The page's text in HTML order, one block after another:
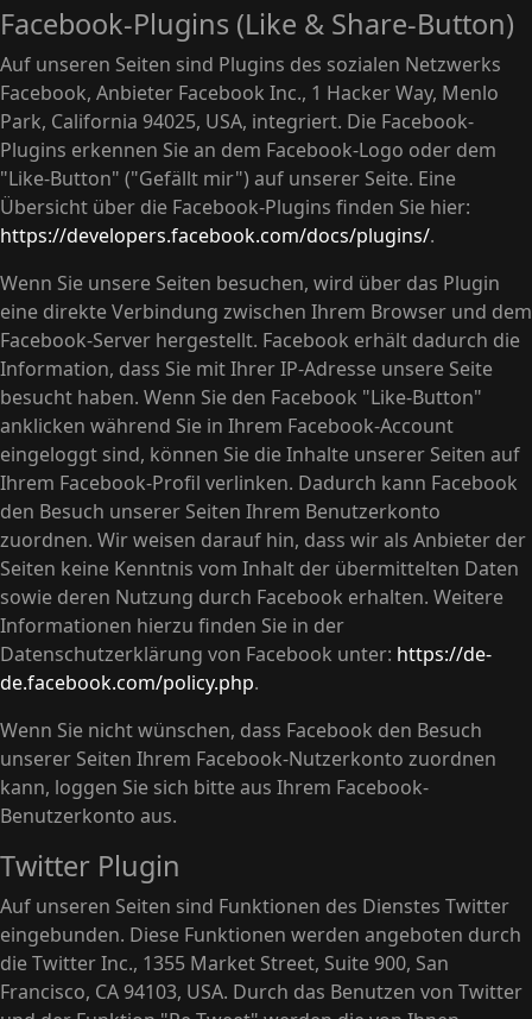
Facebook-Plugins (Like & Share-Button)
Auf unseren Seiten sind Plugins des sozialen Netzwerks
Facebook, Anbieter Facebook Inc., 1 Hacker Way, Menlo
Park, California 94025, USA, integriert. Die Facebook-
Plugins erkennen Sie an dem Facebook-Logo oder dem
"Like-Button" ("Gefällt mir") auf unserer Seite. Eine
Übersicht über die Facebook-Plugins finden Sie hier:
https://developers.facebook.com/docs/plugins/.
Wenn Sie unsere Seiten besuchen, wird über das Plugin
eine direkte Verbindung zwischen Ihrem Browser und dem
Facebook-Server hergestellt. Facebook erhält dadurch die
Information, dass Sie mit Ihrer IP-Adresse unsere Seite
besucht haben. Wenn Sie den Facebook "Like-Button"
anklicken während Sie in Ihrem Facebook-Account
eingeloggt sind, können Sie die Inhalte unserer Seiten auf
Ihrem Facebook-Profil verlinken. Dadurch kann Facebook
den Besuch unserer Seiten Ihrem Benutzerkonto
zuordnen. Wir weisen darauf hin, dass wir als Anbieter der
Seiten keine Kenntnis vom Inhalt der übermittelten Daten
sowie deren Nutzung durch Facebook erhalten. Weitere
Informationen hierzu finden Sie in der
Datenschutzerklärung von Facebook unter: https://de-
de.facebook.com/policy.php.
Wenn Sie nicht wünschen, dass Facebook den Besuch
unserer Seiten Ihrem Facebook-Nutzerkonto zuordnen
kann, loggen Sie sich bitte aus Ihrem Facebook-
Benutzerkonto aus.
Twitter Plugin
Auf unseren Seiten sind Funktionen des Dienstes Twitter
eingebunden. Diese Funktionen werden angeboten durch
die Twitter Inc., 1355 Market Street, Suite 900, San
Francisco, CA 94103, USA. Durch das Benutzen von Twitter